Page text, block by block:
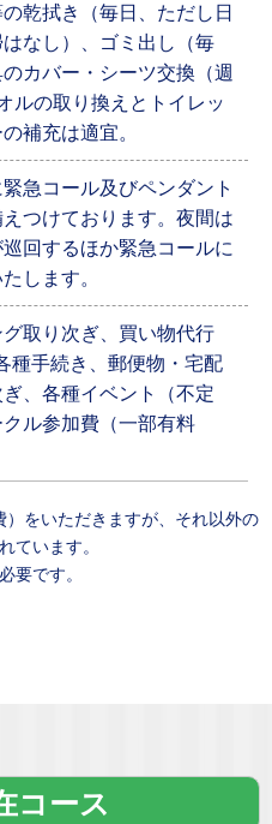
乾拭き（毎日、ただし日
なし）、ゴミ出し（毎
カバー・シーツ交換（週
ルの取り換えとトイレッ
補充は適宜。
急コール及びペンダント
つけております。夜間は
回するほか緊急コールに
します。
取り次ぎ、買い物代行
種手続き、郵便物・宅配
、各種イベント（不定
ル参加費（一部有料
をいただきますが、それ以外の
ています。
要です。
コース